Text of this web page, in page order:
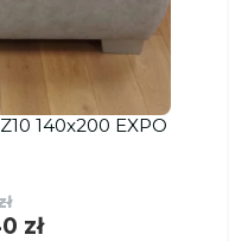
140x200 EXPO
zł